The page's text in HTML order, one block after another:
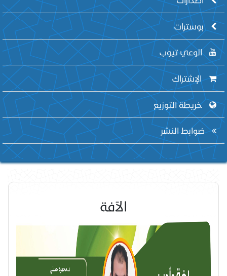
بوسترات
الوعي تيوب
الإشتراك
خريطة التوزيع
ضوابط النشر
الآفة